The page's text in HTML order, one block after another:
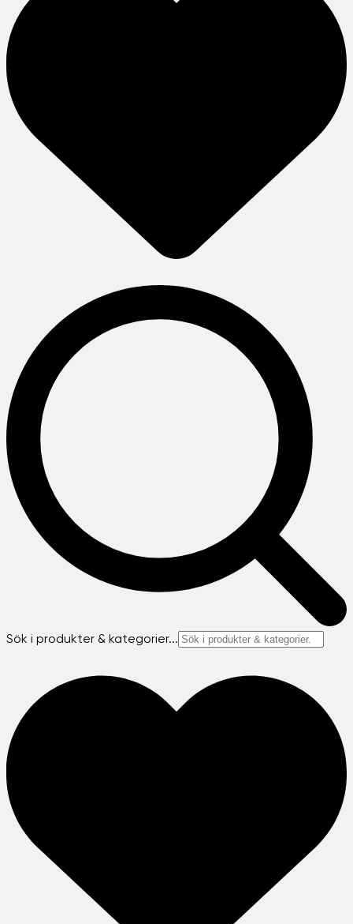
Sök i produkter & kategorier...